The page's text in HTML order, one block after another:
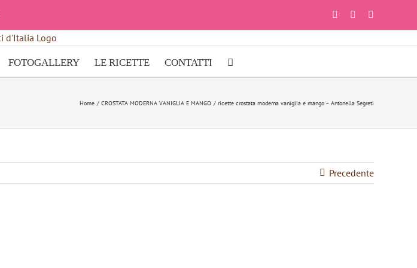
FacebookInstagram
FOTOGALLERY LE RICETTE CONTATTI
Home CROSTATA MODERNA VANIGLIA E MANGO ricette crostata moderna vaniglia e mango – Antonella Segreti
Precedente